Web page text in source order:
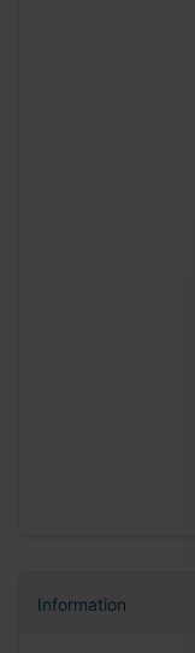
Information